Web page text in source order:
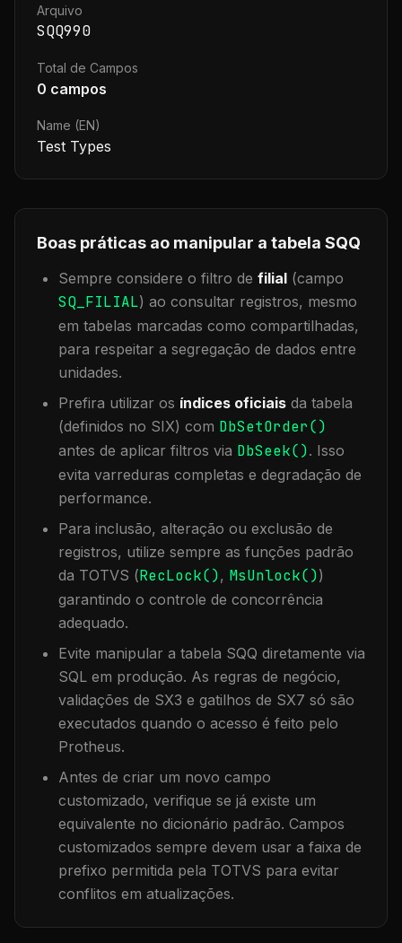
Arquivo
SQQ990
Total de Campos
0 campos
Name (EN)
Test Types
Boas práticas ao manipular a tabela SQQ
Sempre considere o filtro de filial (campo
SQ_FILIAL) ao consultar registros, mesmo
em tabelas marcadas como compartilhadas,
para respeitar a segregação de dados entre
unidades.
Prefira utilizar os índices oficiais da tabela
(definidos no SIX) com DbSetOrder()
antes de aplicar filtros via DbSeek(). Isso
evita varreduras completas e degradação de
performance.
Para inclusão, alteração ou exclusão de
registros, utilize sempre as funções padrão
da TOTVS (RecLock(), MsUnlock())
garantindo o controle de concorrência
adequado.
Evite manipular a tabela SQQ diretamente via
SQL em produção. As regras de negócio,
validações de SX3 e gatilhos de SX7 só são
executados quando o acesso é feito pelo
Protheus.
Antes de criar um novo campo
customizado, verifique se já existe um
equivalente no dicionário padrão. Campos
customizados sempre devem usar a faixa de
prefixo permitida pela TOTVS para evitar
conflitos em atualizações.